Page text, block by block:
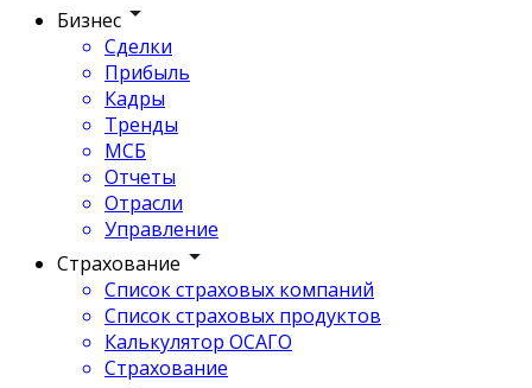
Бизнес
Сделки
Прибыль
Кадры
Тренды
МСБ
Отчеты
Отрасли
Управление
Страхование
Список страховых компаний
Список страховых продуктов
Калькулятор ОСАГО
Страхование